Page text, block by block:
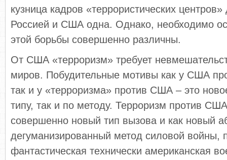
кузница кадров «террористических
Россией и США одна. Однако, необходимо
этой борьбы совершенно различны.
От США «терроризм» требует
миров. Побудительные мотивы как у США
так и у «терроризма» против США – это
типу, так и по методу. Терроризм против
совершенно новый тип вызова и как новый
дегуманизированный метод силовой войны,
фантастическая технически американская